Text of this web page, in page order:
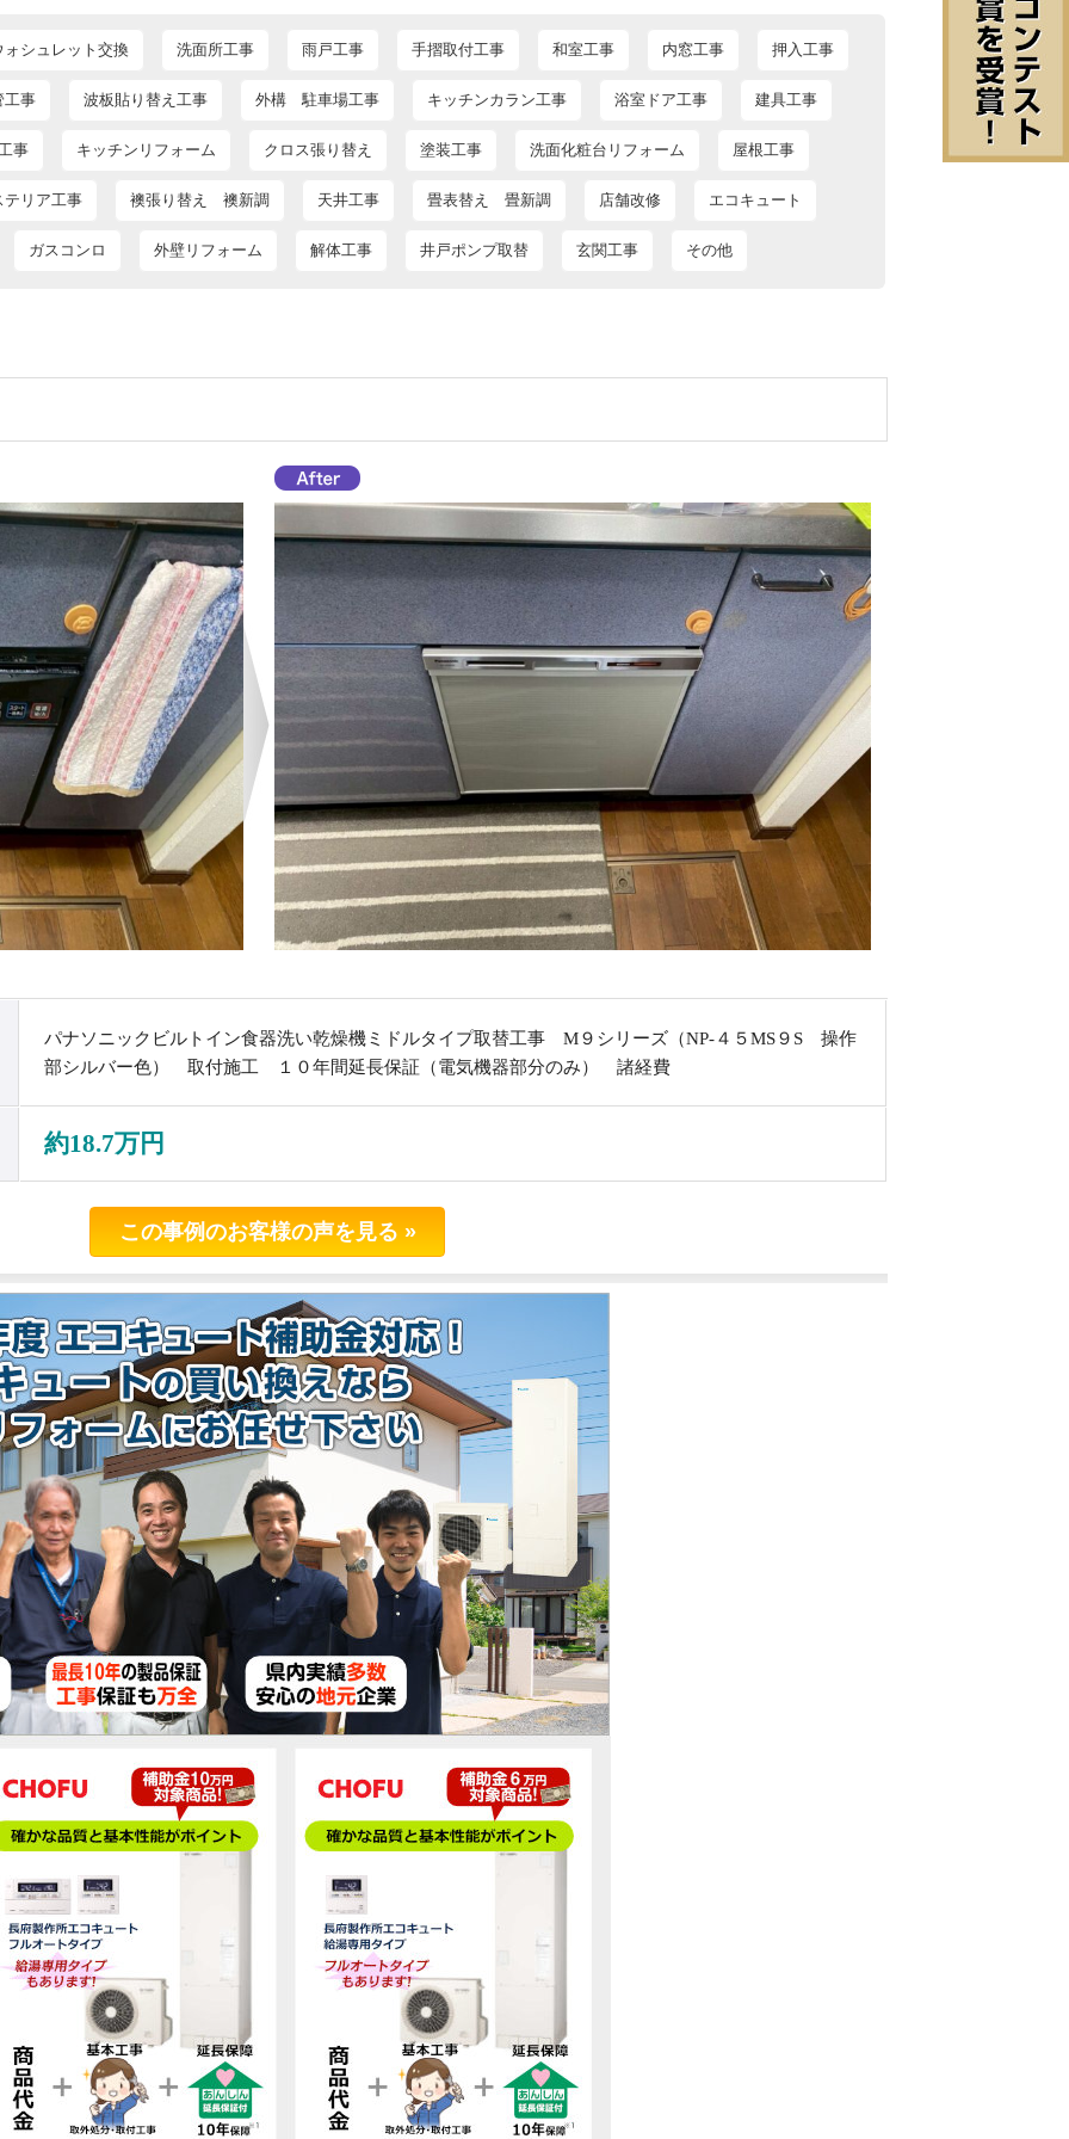
ォシュレット交換 洗面所工事 雨戸工事 手摺取付工事 和室工事 内窓工事 押入工事
工事 波板貼り替え工事 外構 駐車場工事 キッチンカラン工事 浴室ドア工事 建具工事
事 キッチンリフォーム クロス張り替え 塗装工事 洗面化粧台リフォーム 屋根工事
テリア工事 襖張り替え 襖新調 天井工事 畳表替え 畳新調 店舗改修 エコキュート
ガスコンロ 外壁リフォーム 解体工事 井戸ポンプ取替 玄関工事 その他
パナソニックビルトイン食器洗い乾燥機ミドルタイプ取替工事 M９シリーズ（NP-４５MS９S 操作
部シルバー色） 取付施工 １０年間延長保証（電気機器部分のみ） 諸経費
約18.7万円
この事例のお客様の声を見る »